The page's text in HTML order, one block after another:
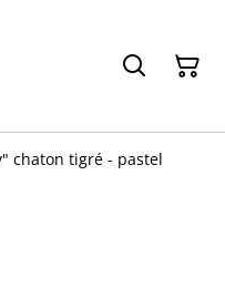
chaton tigré - pastel